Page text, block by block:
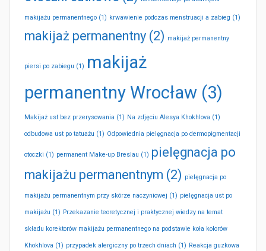
makijażu permanentnego (1) krwawienie podczas menstruacji a zabieg (1)
makijaż permanentny (2) makijaż permanentny
piersi po zabiegu (1) makijaż
permanentny Wrocław (3)
Makijaż ust bez przerysowania (1) Na zdjęciu Alesya Khokhlova (1)
odbudowa ust po tatuażu (1) Odpowiednia pielęgnacja po dermopigmentacji
otoczki (1) permanent Make-up Breslau (1) pielęgnacja po
makijażu permanentnym (2) pielęgnacja po
makijażu permanentnym przy skórze naczyniowej (1) pielęgnacja ust po
makijażu (1) Przekazanie teoretycznej i praktycznej wiedzy na temat
składu korektorów makijażu permanentnego na podstawie koła kolorów
Khokhlova (1) przypadek alergiczny po trzech dniach (1) Reakcja guzkowa